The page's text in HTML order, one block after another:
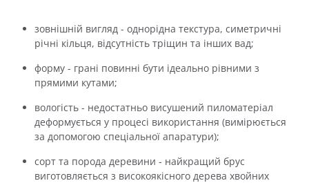
зовнішній вигляд - однорідна текстура, симетричні
річні кільця, відсутність тріщин та інших вад;
форму - грані повинні бути ідеально рівними з
прямими кутами;
вологість - недостатньо висушений пиломатеріал
деформується у процесі використання (вимірюється
за допомогою спеціальної апаратури);
сорт та порода деревини - найкращий брус
виготовляється з високоякісного дерева хвойних